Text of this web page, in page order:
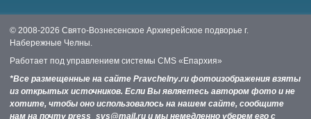
© 2008-2026 Свято-Вознесенское Архиерейское подворье г.
Набережные Челны.
Работает под управлением системы CMS «Епархия»
*Все размещенные на сайте Pravchelny.ru фотоизображения взяты
из открытых источников. Если Вы являетесь автором фото и не
хотите, чтобы оно использовалось на нашем сайте, сообщите
нам на почту press_svs@mail.ru и мы немедленно уберем его с